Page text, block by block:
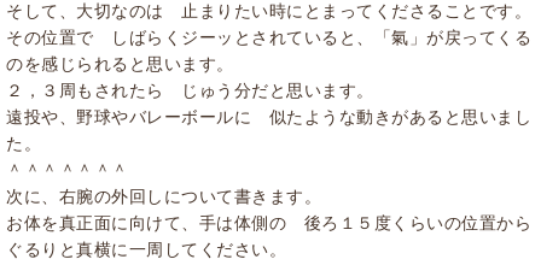
そして、大切なのは 止まりたい時にとまってくださることです。
その位置で しばらくジーッとされていると、「氣」が戻ってくる
のを感じられると思います。
２，３周もされたら じゅう分だと思います。
遠投や、野球やバレーボールに 似たような動きがあると思いまし
た。
＾＾＾＾＾＾＾
次に、右腕の外回しについて書きます。
お体を真正面に向けて、手は体側の 後ろ１５度くらいの位置から
ぐるりと真横に一周してください。